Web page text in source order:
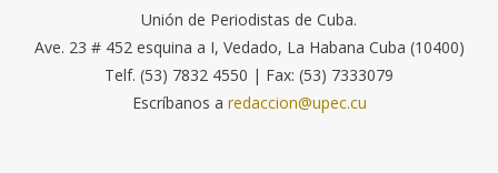
Unión de Periodistas de Cuba.
Ave. 23 # 452 esquina a I, Vedado, La Habana Cuba (10400)
Telf. (53) 7832 4550 | Fax: (53) 7333079
Escríbanos a redaccion@upec.cu